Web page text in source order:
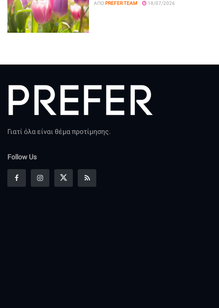
ΑΠΌ PREFER TEAM 18/07/2026
Γιατί όλα είναι θέμα προτίμησης.
Follow Us